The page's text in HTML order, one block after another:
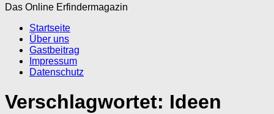
Das Online Erfindermagazin
Startseite
Über uns
Gastbeitrag
Impressum
Datenschutz
Verschlagwortet: Ideen